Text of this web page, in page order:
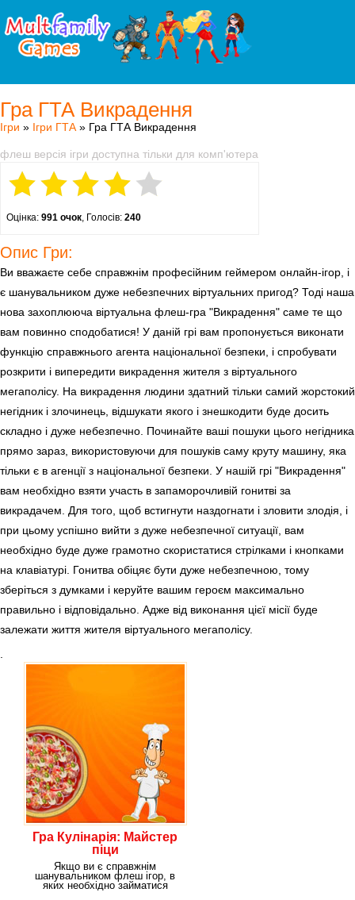
Гра ГТА Викрадення
Ігри » Ігри ГТА » Гра ГТА Викрадення
флеш версія ігри доступна тільки для комп'ютера
Оцінка: 991 очок, Голосів: 240
Опис Гри:
Ви вважаєте себе справжнім професійним геймером онлайн-ігор, і
є шанувальником дуже небезпечних віртуальних пригод? Тоді наша
нова захоплююча віртуальна флеш-гра "Викрадення" саме те що
вам повинно сподобатися! У даній грі вам пропонується виконати
функцію справжнього агента національної безпеки, і спробувати
розкрити і випередити викрадення жителя з віртуального
мегаполісу. На викрадення людини здатний тільки самий жорстокий
негідник і злочинець, відшукати якого і знешкодити буде досить
складно і дуже небезпечно. Починайте ваші пошуки цього негідника
прямо зараз, використовуючи для пошуків саму круту машину, яка
тільки є в агенції з національної безпеки. У нашій грі "Викрадення"
вам необхідно взяти участь в запаморочливій гонитві за
викрадачем. Для того, щоб встигнути наздогнати і зловити злодія, і
при цьому успішно вийти з дуже небезпечної ситуації, вам
необхідно буде дуже грамотно скористатися стрілками і кнопками
на клавіатурі. Гонитва обіцяє бути дуже небезпечною, тому
зберіться з думками і керуйте вашим героєм максимально
правильно і відповідально. Адже від виконання цієї місії буде
залежати життя жителя віртуального мегаполісу.
Гра Кулінарія: Майстер
піци
Якщо ви є справжнім
шанувальником флеш ігор, в
яких необхідно займатися